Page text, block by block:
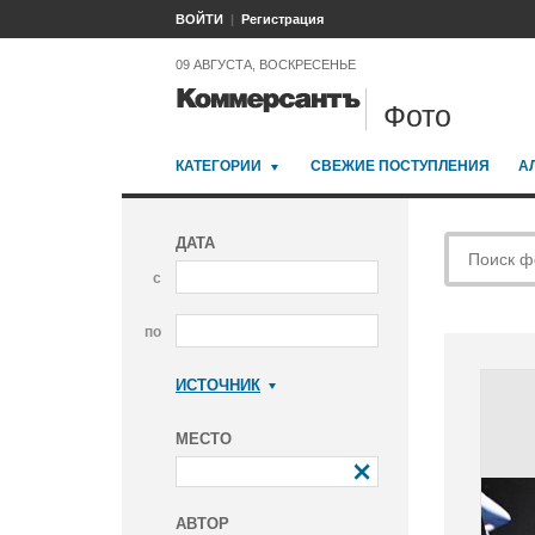
ВОЙТИ Регистрация
09 АВГУСТА, ВОСКРЕСЕНЬЕ
Фото
КАТЕГОРИИ СВЕЖИЕ ПОСТУПЛЕНИЯ
ДАТА
с
по
ИСТОЧНИК
МЕСТО
АВТОР